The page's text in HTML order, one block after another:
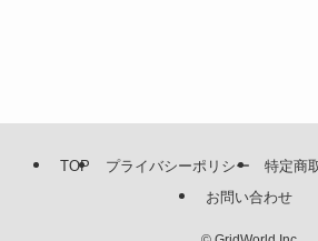
TOP プライバシーポリシー
特定商
お問い合わせ